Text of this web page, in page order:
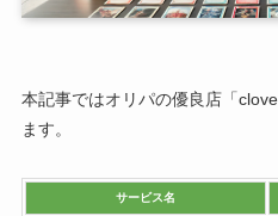
本記事ではオリパの優良店「
ます。
サービス名